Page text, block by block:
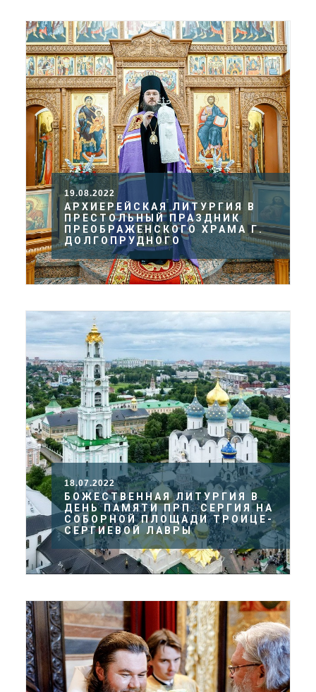
19.08.2022
АРХИЕРЕЙСКАЯ ЛИТУРГИЯ В
ПРЕСТОЛЬНЫЙ ПРАЗДНИК
ПРЕОБРАЖЕНСКОГО ХРАМА Г.
ДОЛГОПРУДНОГО
18.07.2022
БОЖЕСТВЕННАЯ ЛИТУРГИЯ В
ДЕНЬ ПАМЯТИ ПРП. СЕРГИЯ НА
СОБОРНОЙ ПЛОЩАДИ ТРОИЦЕ-
СЕРГИЕВОЙ ЛАВРЫ